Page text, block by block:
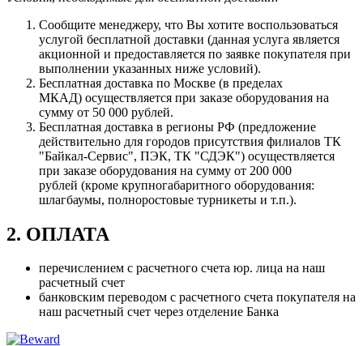
Сообщите менеджеру, что Вы хотите воспользоваться
услугой бесплатной доставки (данная услуга является
акционной и предоставляется по заявке покупателя при
выполнении указанных ниже условий).
Бесплатная доставка по Москве (в пределах
МКАД) осуществляется при заказе оборудования на
сумму от 50 000 рублей.
Бесплатная доставка в регионы РФ (предложение
действительно для городов присутствия филиалов ТК
"Байкал-Сервис", ПЭК, ТК "СДЭК") осуществляется
при заказе оборудования на сумму от 200 000
рублей (кроме крупногабаритного оборудования:
шлагбаумы, полноростовые турникеты и т.п.).
2. ОПЛАТА
перечислением с расчетного счета юр. лица на наш
расчетный счет
банковским переводом с расчетного счета покупателя на
наш расчетный счет через отделение Банка